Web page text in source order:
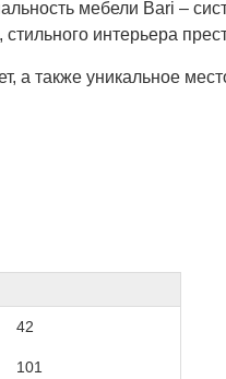
мебели Bari –
интерьера
а также уникальное
42
101